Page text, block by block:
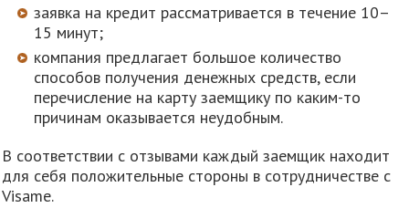
заявка на кредит рассматривается в течение 10–
15 минут;
компания предлагает большое количество
способов получения денежных средств, если
перечисление на карту заемщику по каким-то
причинам оказывается неудобным.
В соответствии с отзывами каждый заемщик находит
для себя положительные стороны в сотрудничестве с
Visame.